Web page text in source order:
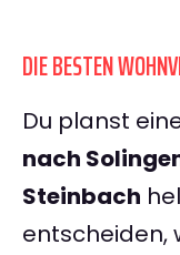
DIE BESTEN
Du planst
nach
Steinbach
entscheiden,